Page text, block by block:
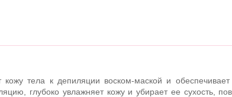
тела к депиляции воском-маской и
глубоко увлажняет кожу и убирает ее сухость,